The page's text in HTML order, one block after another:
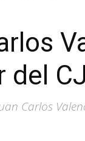
del
Carlos